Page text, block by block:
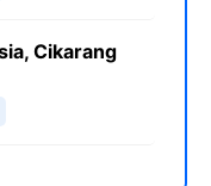
Cikarang